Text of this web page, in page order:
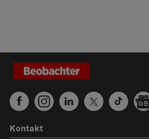
Kontakt